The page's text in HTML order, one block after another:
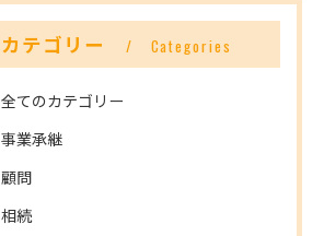
カテゴリー Categories
全てのカテゴリー
事業承継
顧問
相続